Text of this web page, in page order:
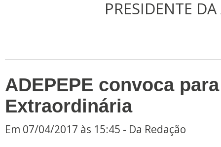
PRESIDENTE
ADEPEPE convoca
Extraordinária
Em 07/04/2017 às 15:45 - Da Redação